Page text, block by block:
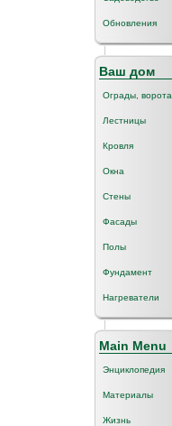
Обновления
Ваш дом
Ограды, ворота
Лестницы
Кровля
Окна
Стены
Фасады
Полы
Фундамент
Нагреватели
Main Menu
Энциклопедия
Материалы
Жизнь